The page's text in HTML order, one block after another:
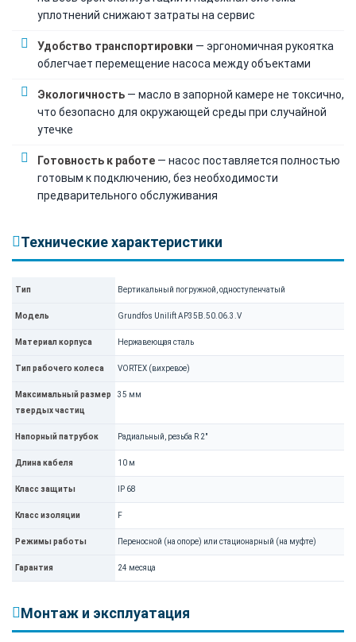
уплотнений снижают затраты на сервис
Удобство транспортировки — эргономичная рукоятка
облегчает перемещение насоса между объектами
Экологичность — масло в запорной камере не токсично,
что безопасно для окружающей среды при случайной
утечке
Готовность к работе — насос поставляется полностью
готовым к подключению, без необходимости
предварительного обслуживания
Технические характеристики
Тип Вертикальный погружной, одноступенчатый
Модель Grundfos Unilift AP35B.50.06.3.V
Материал корпуса Нержавеющая сталь
Тип рабочего колеса VORTEX (вихревое)
Максимальный размер
твердых частиц
35 мм
Напорный патрубок Радиальный, резьба R 2"
Длина кабеля 10 м
Класс защиты IP 68
Класс изоляции F
Режимы работы Переносной (на опоре) или стационарный (на муфте)
Гарантия 24 месяца
Монтаж и эксплуатация